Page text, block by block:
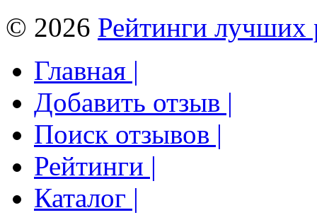
© 2026 Рейтинги лучших
Главная |
Добавить отзыв |
Поиск отзывов |
Рейтинги |
Каталог |